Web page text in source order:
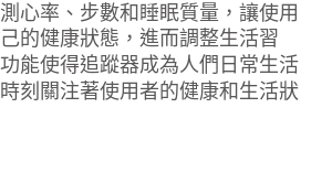
心率、步數和睡眠質量，讓使用
的健康狀態，進而調整生活習
能使得追蹤器成為人們日常生活
刻關注著使用者的健康和生活狀